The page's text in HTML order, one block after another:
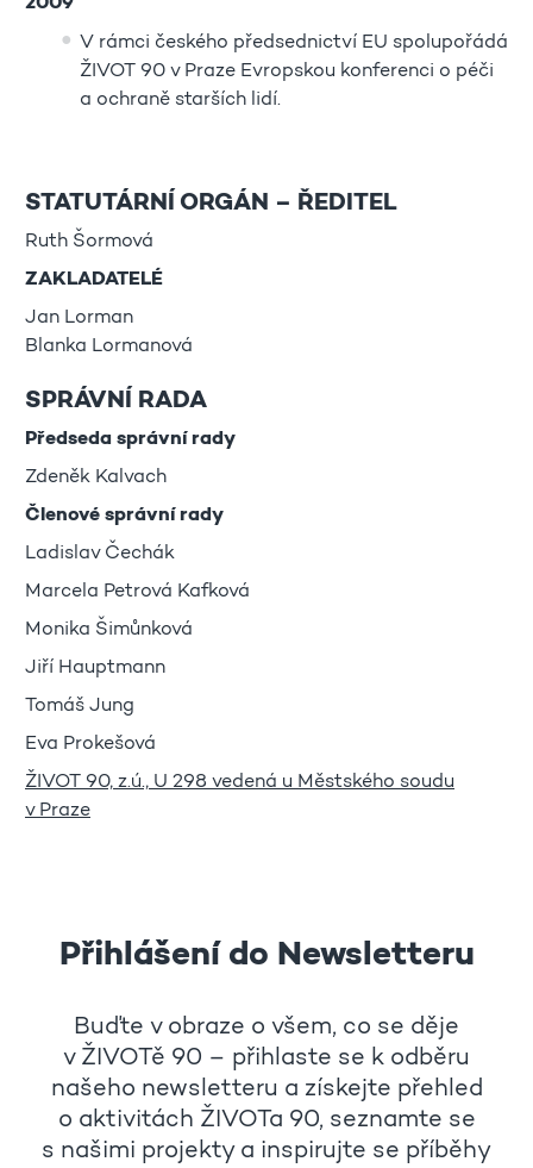
V rámci českého předsednictví EU spolupořádá
ŽIVOT 90 v Praze Evropskou konferenci o péči
a ochraně starších lidí.
STATUTÁRNÍ ORGÁN – ŘEDITEL
Ruth Šormová
ZAKLADATELÉ
Jan Lorman
Blanka Lormanová
SPRÁVNÍ RADA
Předseda správní rady
Zdeněk Kalvach
Členové správní rady
Ladislav Čechák
Marcela Petrová Kafková
Monika Šimůnková
Jiří Hauptmann
Tomáš Jung
Eva Prokešová
ŽIVOT 90, z.ú., U 298 vedená u Městského soudu
v Praze
Přihlášení do Newsletteru
Buďte v obraze o všem, co se děje
v ŽIVOTě 90 – přihlaste se k odběru
našeho newsletteru a získejte přehled
o aktivitách ŽIVOTa 90, seznamte se
s našimi projekty a inspirujte se příběhy